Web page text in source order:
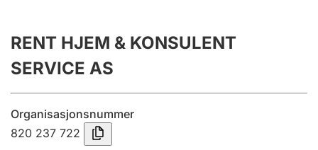
Årsregnskap
Innsending og forsinkelsesgebyr
Tinglysing
RENT HJEM & KONSULENT
SERVICE AS
Organisasjonsnummer
820 237 722